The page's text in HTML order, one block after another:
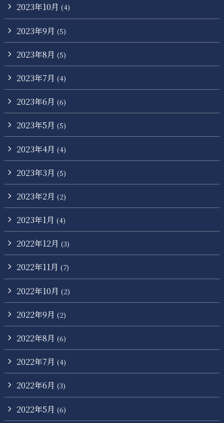
2023年10月 (4)
2023年9月 (5)
2023年8月 (5)
2023年7月 (4)
2023年6月 (6)
2023年5月 (5)
2023年4月 (4)
2023年3月 (5)
2023年2月 (2)
2023年1月 (4)
2022年12月 (3)
2022年11月 (7)
2022年10月 (2)
2022年9月 (2)
2022年8月 (6)
2022年7月 (4)
2022年6月 (3)
2022年5月 (6)